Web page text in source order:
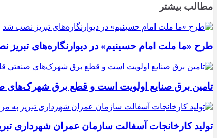
مطالب بیشتر
طرح «ما ملت امام حسینیم» در دیوارنگاره‌های
تامین برق صنایع اولویت است و قطع برق شهرک‌های
تولید کارخانجات آسفالت سازمان عمران شهرداری تبریز به مرز ۱۰۰ هزار